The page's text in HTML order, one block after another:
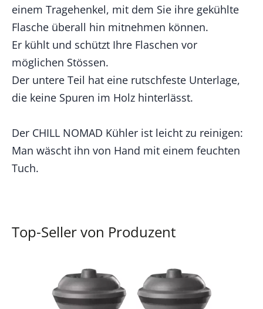
einem Tragehenkel, mit dem Sie ihre gekühlte
Flasche überall hin mitnehmen können.
Er kühlt und schützt Ihre Flaschen vor
möglichen Stössen.
Der untere Teil hat eine rutschfeste Unterlage,
die keine Spuren im Holz hinterlässt.
Der CHILL NOMAD Kühler ist leicht zu reinigen:
Man wäscht ihn von Hand mit einem feuchten
Tuch.
Top-Seller von Produzent